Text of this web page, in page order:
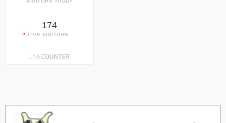
174
LIVE VISITORS